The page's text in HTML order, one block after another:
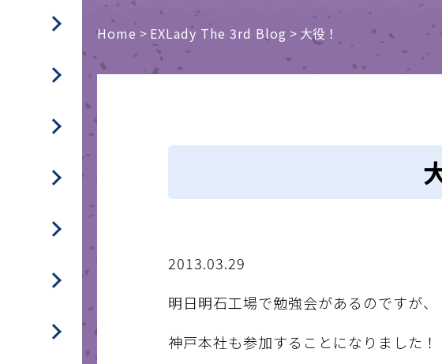
Home > EXLady The 3rd Blog > 大役！
2013.03.29
明日明石工場で勉強会があるのですが、
神戸本社も参加することになりました！